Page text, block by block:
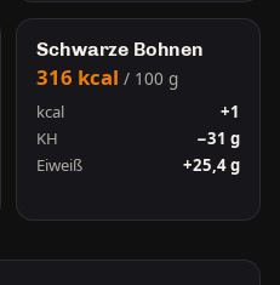
Schwarze Bohnen
316 kcal/ 100 g
kcal
+1
KH
−31 g
Eiweiß
+25,4 g